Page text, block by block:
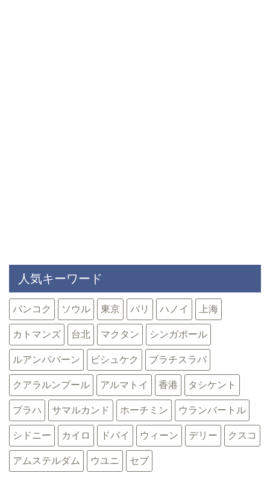
人気キーワード
バンコク ソウル 東京 バリ ハノイ 上海
カトマンズ 台北 マクタン シンガポール
ルアンパバーン ビシュケク ブラチスラバ
クアラルンプール アルマトイ 香港 タシケント
プラハ サマルカンド ホーチミン ウランバートル
シドニー カイロ ドバイ ウィーン デリー クスコ
アムステルダム ウユニ セブ